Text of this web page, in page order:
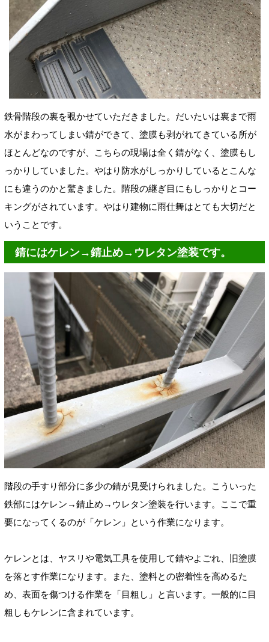
鉄骨階段の裏を覗かせていただきました。だいたいは裏まで雨
水がまわってしまい錆ができて、塗膜も剥がれてきている所が
ほとんどなのですが、こちらの現場は全く錆がなく、塗膜もし
っかりしていました。やはり防水がしっかりしているとこんな
にも違うのかと驚きました。階段の継ぎ目にもしっかりとコー
キングがされています。やはり建物に雨仕舞はとても大切だと
いうことです。
錆にはケレン→錆止め→ウレタン塗装です。
階段の手すり部分に多少の錆が見受けられました。こういった
鉄部にはケレン→錆止め→ウレタン塗装を行います。ここで重
要になってくるのが「ケレン」という作業になります。
ケレンとは、ヤスリや電気工具を使用して錆やよごれ、旧塗膜
を落とす作業になります。また、塗料との密着性を高めるた
め、表面を傷つける作業を「目粗し」と言います。一般的に目
粗しもケレンに含まれています。